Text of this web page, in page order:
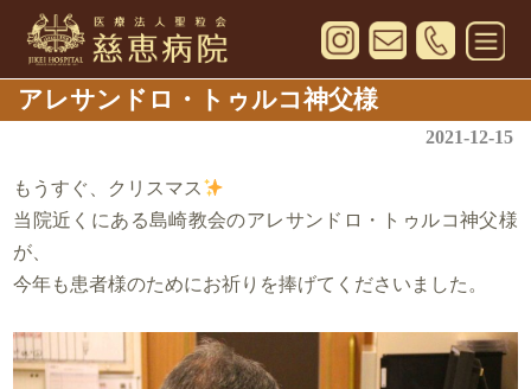
アレサンドロ・トゥルコ神父様
2021-12-15
もうすぐ、クリスマス
当院近くにある島崎教会のアレサンドロ・トゥルコ神父様
が、
今年も患者様のためにお祈りを捧げてくださいました。